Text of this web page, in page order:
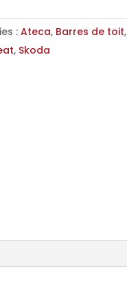
:Ateca, Barres de toit,
, Skoda